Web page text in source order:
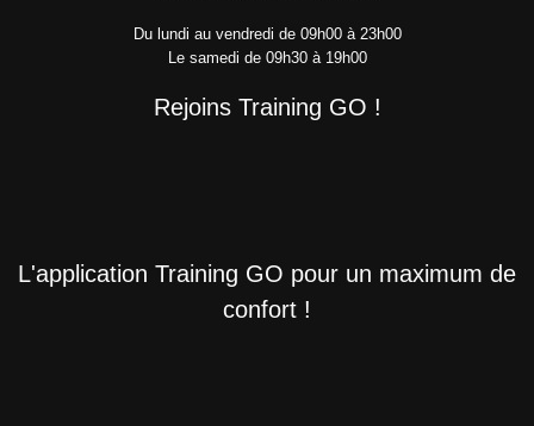
Du lundi au vendredi de 09h00 à 23h00
Le samedi de 09h30 à 19h00
Rejoins Training GO !
L'application Training GO pour un maximum de
confort !